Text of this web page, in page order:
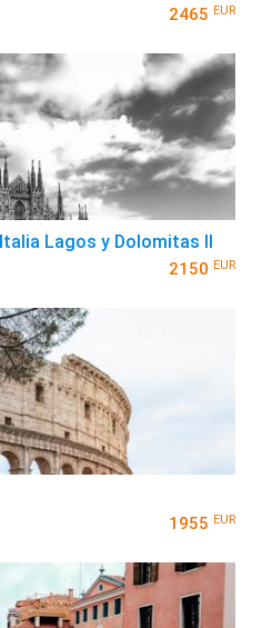
2465 EUR
Lagos y Dolomitas II
2150 EUR
1955 EUR